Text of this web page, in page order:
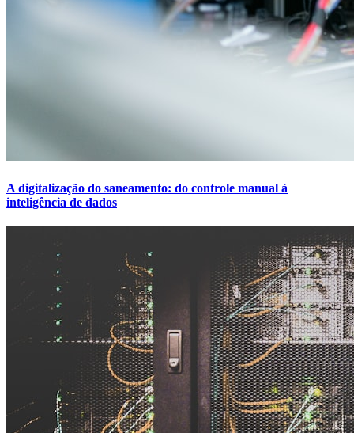
A digitalização do saneamento: do controle manual à
inteligência de dados